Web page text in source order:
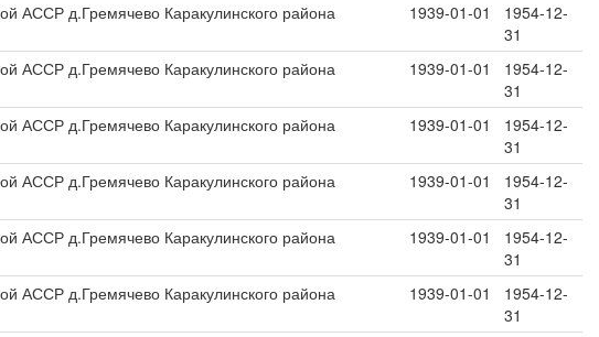
АССР д.Гремячево Каракулинского района
1939-01-01
1954-12-
31
АССР д.Гремячево Каракулинского района
1939-01-01
1954-12-
31
АССР д.Гремячево Каракулинского района
1939-01-01
1954-12-
31
АССР д.Гремячево Каракулинского района
1939-01-01
1954-12-
31
АССР д.Гремячево Каракулинского района
1939-01-01
1954-12-
31
АССР д.Гремячево Каракулинского района
1939-01-01
1954-12-
31